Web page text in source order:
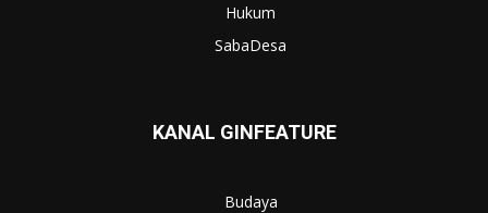
Hukum
SabaDesa
KANAL GINFEATURE
Budaya